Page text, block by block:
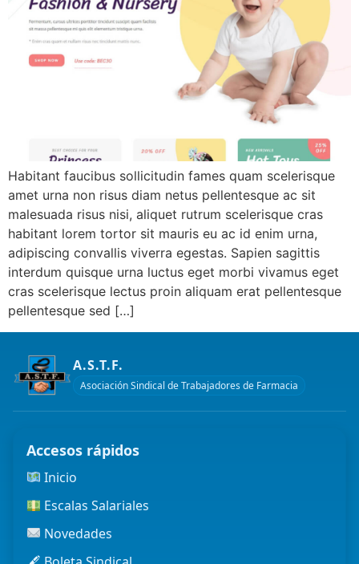
Habitant faucibus sollicitudin fames quam scelerisque
amet urna non risus diam netus pellentesque ac sit
malesuada risus nisi, aliquet rutrum scelerisque cras
habitant lorem tortor sit mauris eu ac id enim urna,
adipiscing convallis viverra egestas. Sapien sagittis
interdum quisque urna luctus eget morbi vivamus eget
cras scelerisque lectus proin aliquam erat pellentesque
pellentesque sed […]
A.S.T.F.
Asociación Sindical de Trabajadores de Farmacia
Accesos rápidos
Inicio
Escalas Salariales
Novedades